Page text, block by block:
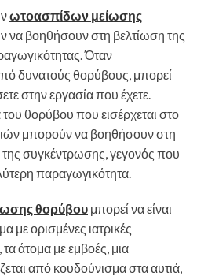
ωτοασπίδων μείωσης
να βοηθήσουν στη βελτίωση της
Όταν
δυνατούς θορύβους, μπορεί
στην εργασία που έχετε.
θορύβου που εισέρχεται στο
μπορούν να βοηθήσουν στη
της συγκέντρωσης, γεγονός που
παραγωγικότητα.
θορύβου μπορεί να είναι
με ορισμένες ιατρικές
άτομα με εμβοές, μια
από κουδούνισμα στα αυτιά,